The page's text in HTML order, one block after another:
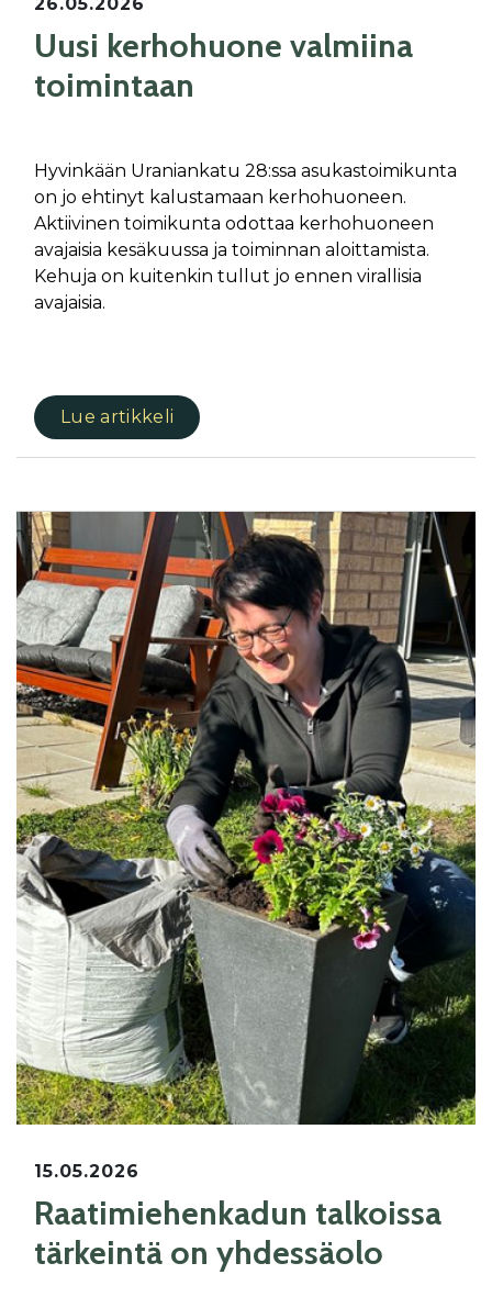
26.05.2026
Uusi kerhohuone valmiina
toimintaan
Hyvinkään Uraniankatu 28:ssa asukastoimikunta
on jo ehtinyt kalustamaan kerhohuoneen.
Aktiivinen toimikunta odottaa kerhohuoneen
avajaisia kesäkuussa ja toiminnan aloittamista.
Kehuja on kuitenkin tullut jo ennen virallisia
avajaisia.
Lue artikkeli
15.05.2026
Raatimiehenkadun talkoissa
tärkeintä on yhdessäolo